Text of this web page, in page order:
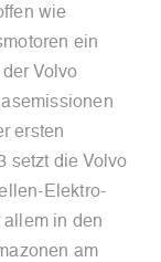
wie
ein
Volvo
ersten
setzt die Volvo
Elektro-
in den
am